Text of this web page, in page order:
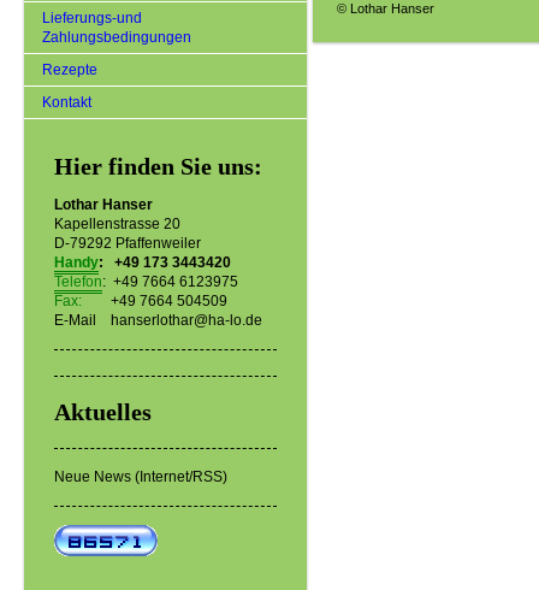
Lieferungs-und
Zahlungsbedingungen
Rezepte
Kontakt
Hier finden Sie uns:
Lothar Hanser
Kapellenstrasse 20
D-79292 Pfaffenweiler
Handy: +49 173 3443420
Telefon: +49 7664 6123975
Fax:
+49 7664 504509
E-Mail hanserlothar@ha-lo.de
Aktuelles
Neue News (Internet/RSS)
© Lothar Hanser